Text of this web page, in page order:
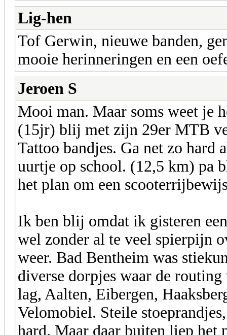
Lig-hen
Tof Gerwin, nieuwe banden,
mooie herinneringen en een
Jeroen S
Mooi man. Maar soms weet je
(15jr) blij met zijn 29er MTB
Tattoo bandjes. Ga net zo hard
uurtje op school. (12,5 km) pa
het plan om een
Ik ben blij omdat ik gisteren
wel zonder al te veel spierpijn
weer. Bad Bentheim was
diverse dorpjes waar de
lag, Aalten, Eibergen,
Velomobiel. Steile
hard. Maar daar buiten liep het